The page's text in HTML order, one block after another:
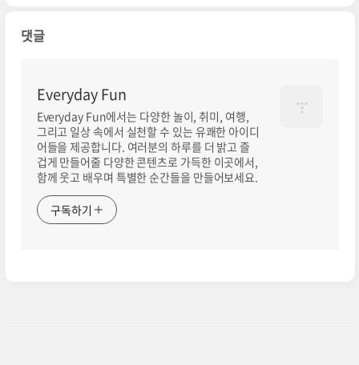
댓글
Everyday Fun
Everyday Fun에서는 다양한 놀이, 취미, 여행,
그리고 일상 속에서 실천할 수 있는 유쾌한 아이디
어들을 제공합니다. 여러분의 하루를 더 밝고 즐
겁게 만들어줄 다양한 콘텐츠로 가득한 이곳에서,
함께 웃고 배우며 특별한 순간들을 만들어보세요.
구독하기